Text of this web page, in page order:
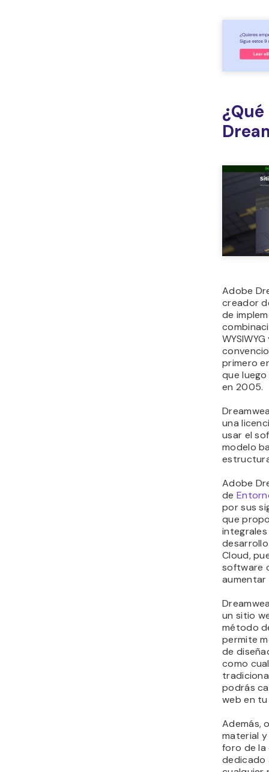
Adobe
creador
de
primero
que
en 2005.
una
usar el
modelo
Adobe
de
por sus
que
Cloud,
software
un sitio
método
permite
de
como
podrás
web en
Además,
material
foro de la
dedicado